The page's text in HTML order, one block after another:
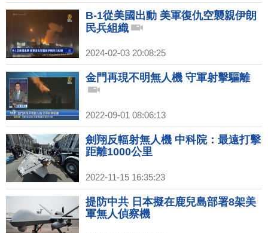
B-1從美國出動 美軍復仇空襲親伊朗
民兵組織
2024-02-03 20:08:25
金門再現不明無人機 守軍射擊驅離
2022-09-01 08:06:13
劍翔反輻射無人機 中科院：最遠打擊
距離1000公里
2022-11-15 16:35:23
提防中共 日本擬在鹿兒島部署8架美
軍無人偵察機